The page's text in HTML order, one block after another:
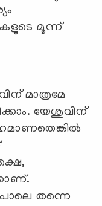
മൂന്ന്
മാത്രമേ
യേശുവിന്
തന്നെ